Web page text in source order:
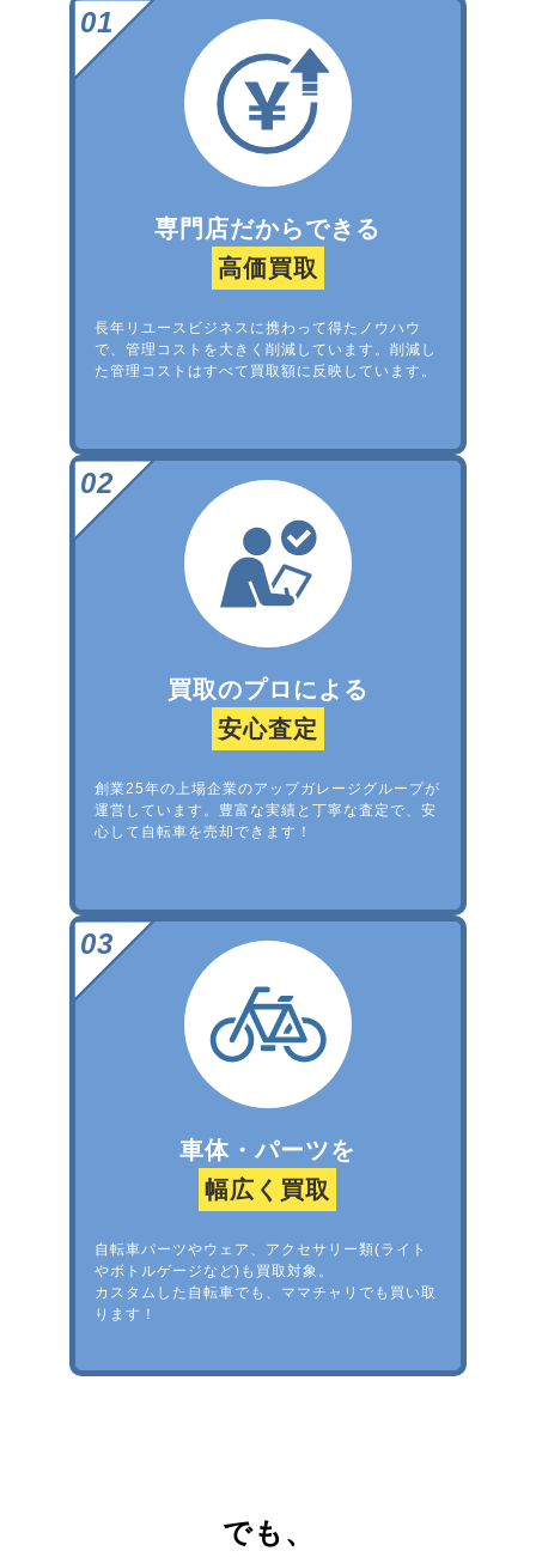
専門店だからできる
高価買取
長年リユースビジネスに携わって得たノウハウ
で、管理コストを大きく削減しています。削減し
た管理コストはすべて買取額に反映しています。
買取のプロによる
安心査定
創業25年の上場企業のアップガレージグループが
運営しています。豊富な実績と丁寧な査定で、安
心して自転車を売却できます！
車体・パーツを
幅広く買取
自転車パーツやウェア、アクセサリー類(ライト
やボトルゲージなど)も買取対象。
カスタムした自転車でも、ママチャリでも買い取
ります！
でも、